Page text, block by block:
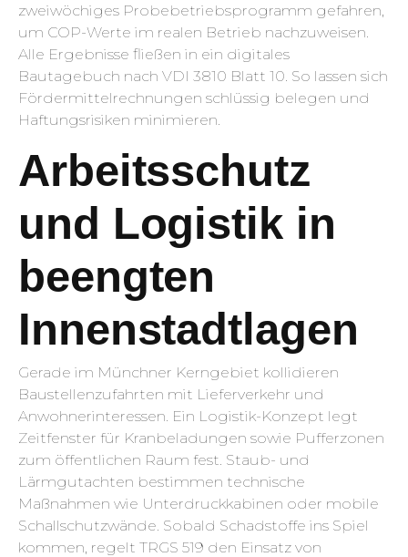
zweiwöchiges Probebetriebsprogramm gefahren,
um COP-Werte im realen Betrieb nachzuweisen.
Alle Ergebnisse fließen in ein digitales
Bautagebuch nach VDI 3810 Blatt 10. So lassen sich
Fördermittelrechnungen schlüssig belegen und
Haftungsrisiken minimieren.
Arbeitsschutz
und Logistik in
beengten
Innenstadtlagen
Gerade im Münchner Kerngebiet kollidieren
Baustellenzufahrten mit Lieferverkehr und
Anwohnerinteressen. Ein Logistik-Konzept legt
Zeitfenster für Kranbeladungen sowie Pufferzonen
zum öffentlichen Raum fest. Staub- und
Lärmgutachten bestimmen technische
Maßnahmen wie Unterdruckkabinen oder mobile
Schallschutzwände. Sobald Schadstoffe ins Spiel
kommen, regelt TRGS 519 den Einsatz von